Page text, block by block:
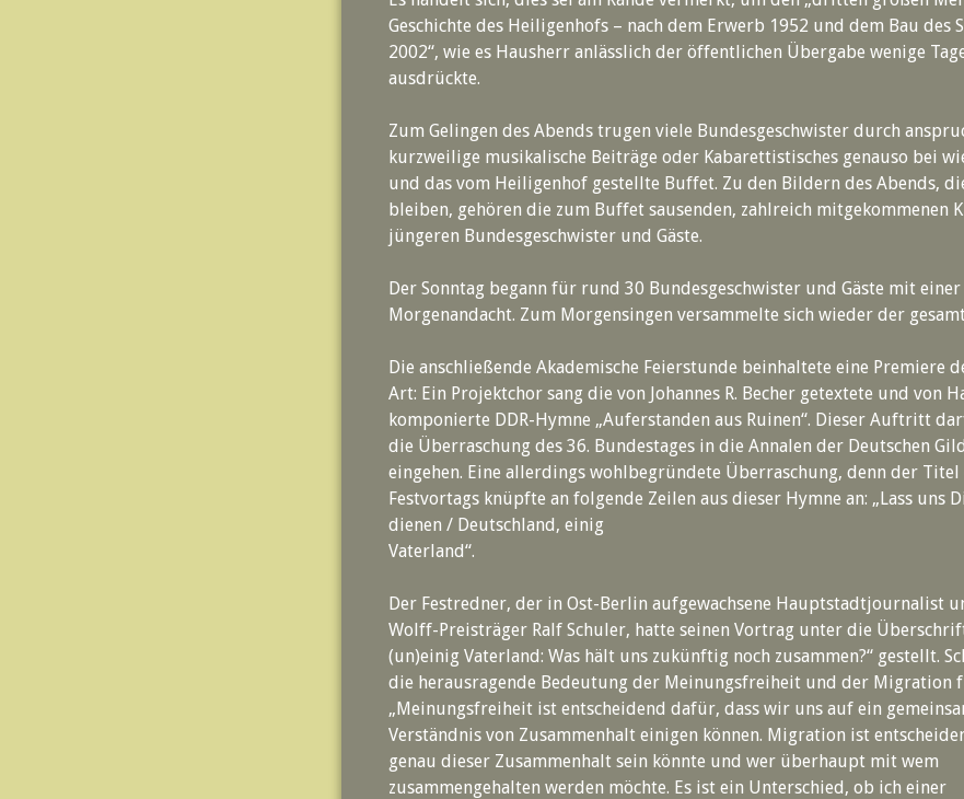
Geschichte des Heiligenhofs – nach dem Erwerb 1952 und dem Bau des
2002“, wie es Hausherr anlässlich der öffentlichen Übergabe wenige
ausdrückte.
Zum Gelingen des Abends trugen viele Bundesgeschwister durch
kurzweilige musikalische Beiträge oder Kabarettistisches genauso bei
und das vom Heiligenhof gestellte Buffet. Zu den Bildern des Abends,
bleiben, gehören die zum Buffet sausenden, zahlreich mitgekommenen
jüngeren Bundesgeschwister und Gäste.
Der Sonntag begann für rund 30 Bundesgeschwister und Gäste mit einer
Morgenandacht. Zum Morgensingen versammelte sich wieder der
Die anschließende Akademische Feierstunde beinhaltete eine Premiere
Art: Ein Projektchor sang die von Johannes R. Becher getextete und von
komponierte DDR-Hymne „Auferstanden aus Ruinen“. Dieser Auftritt
die Überraschung des 36. Bundestages in die Annalen der Deutschen
eingehen. Eine allerdings wohlbegründete Überraschung, denn der Titel
Festvortags knüpfte an folgende Zeilen aus dieser Hymne an: „Lass uns
dienen / Deutschland, einig
Vaterland“.
Der Festredner, der in Ost-Berlin aufgewachsene Hauptstadtjournalist
Wolff-Preisträger Ralf Schuler, hatte seinen Vortrag unter die
(un)einig Vaterland: Was hält uns zukünftig noch zusammen?“ gestellt.
die herausragende Bedeutung der Meinungsfreiheit und der Migration
„Meinungsfreiheit ist entscheidend dafür, dass wir uns auf ein
Verständnis von Zusammenhalt einigen können. Migration ist
genau dieser Zusammenhalt sein könnte und wer überhaupt mit wem
zusammengehalten werden möchte. Es ist ein Unterschied, ob ich einer